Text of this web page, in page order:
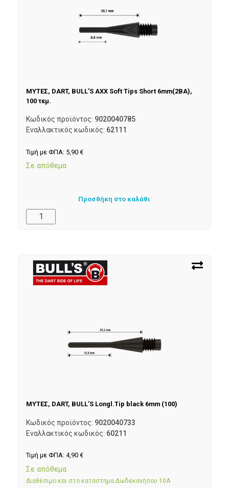
ΜΥΤΕΣ, DART, BULL’S AXX Soft Tips Short 6mm(2BA),
100 τεμ.
Κωδικός προϊόντος: 9020040785
Εναλλακτικός κωδικός: 62111
Τιμή με ΦΠΑ: 5,90 €
Σε απόθεμα
Προσθήκη στο καλάθι
ΜΥΤΕΣ, DART, BULL’S Longl.Tip black 6mm (100)
Κωδικός προϊόντος: 9020040733
Εναλλακτικός κωδικός: 60211
Τιμή με ΦΠΑ: 4,90 €
Σε απόθεμα
Διαθέσιμο και στο κατάστημα Δωδεκανήσου 10Α